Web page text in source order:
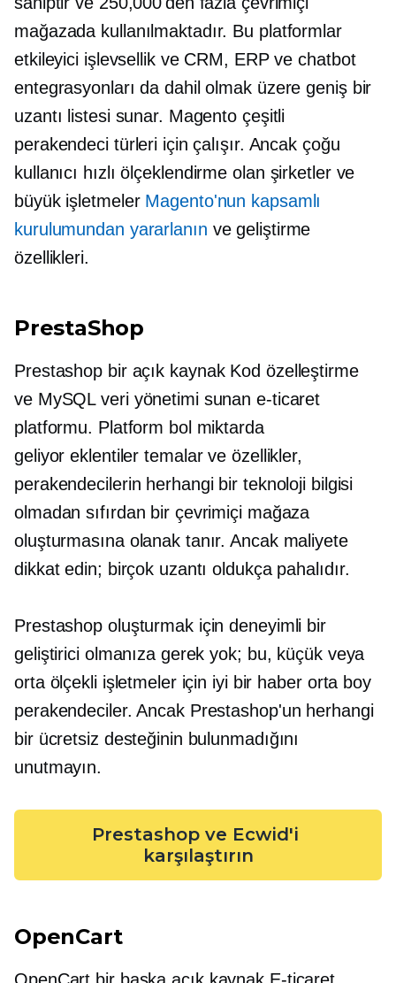
mağazada kullanılmaktadır. Bu platformlar
etkileyici işlevsellik ve CRM, ERP ve chatbot
entegrasyonları da dahil olmak üzere geniş bir
uzantı listesi sunar. Magento çeşitli
perakendeci türleri için çalışır. Ancak çoğu
kullanıcı hızlı ölçeklendirme olan şirketler ve
büyük işletmeler Magento'nun kapsamlı
kurulumundan yararlanın ve geliştirme
özellikleri.
PrestaShop
Prestashop bir açık kaynakKod özelleştirme
ve MySQL veri yönetimi sunan e-ticaret
platformu. Platform bol miktarda
geliyoreklentiler temalar ve özellikler,
perakendecilerin herhangi bir teknoloji bilgisi
olmadan sıfırdan bir çevrimiçi mağaza
oluşturmasına olanak tanır. Ancak maliyete
dikkat edin; birçok uzantı oldukça pahalıdır.
Prestashop oluşturmak için deneyimli bir
geliştirici olmanıza gerek yok; bu, küçük veya
orta ölçekli işletmeler için iyi bir haber orta boy
perakendeciler. Ancak Prestashop'un herhangi
bir ücretsiz desteğinin bulunmadığını
unutmayın.
Prestashop ve Ecwid'i
karşılaştırın
OpenCart